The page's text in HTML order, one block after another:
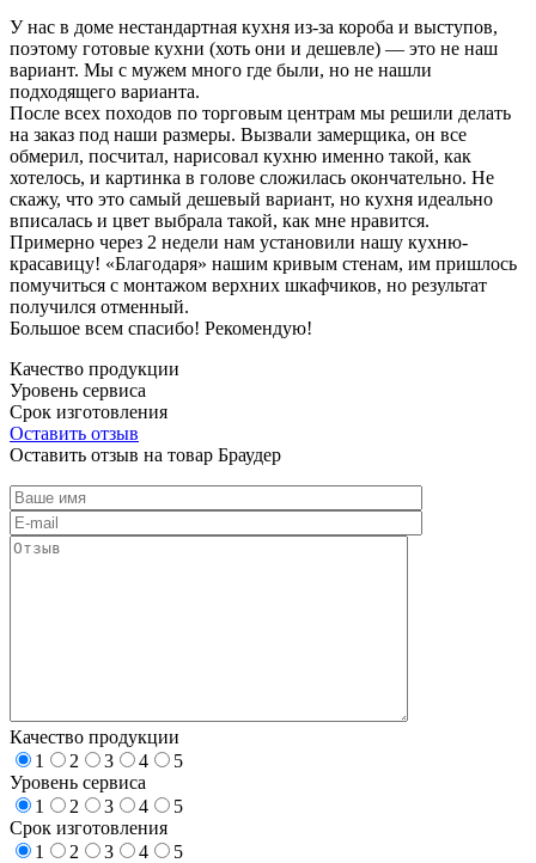
У нас в доме нестандартная кухня из-за короба и выступов,
поэтому готовые кухни (хоть они и дешевле) — это не наш
вариант. Мы с мужем много где были, но не нашли
подходящего варианта.
После всех походов по торговым центрам мы решили делать
на заказ под наши размеры. Вызвали замерщика, он все
обмерил, посчитал, нарисовал кухню именно такой, как
хотелось, и картинка в голове сложилась окончательно. Не
скажу, что это самый дешевый вариант, но кухня идеально
вписалась и цвет выбрала такой, как мне нравится.
Примерно через 2 недели нам установили нашу кухню-
красавицу! «Благодаря» нашим кривым стенам, им пришлось
помучиться с монтажом верхних шкафчиков, но результат
получился отменный.
Большое всем спасибо! Рекомендую!
Качество продукции
Уровень сервиса
Срок изготовления
Оставить отзыв
Оставить отзыв на товар Браудер
Качество продукции
1
2 3 4
5
Уровень сервиса
1
2 3 4
5
Срок изготовления
1
2 3 4
5